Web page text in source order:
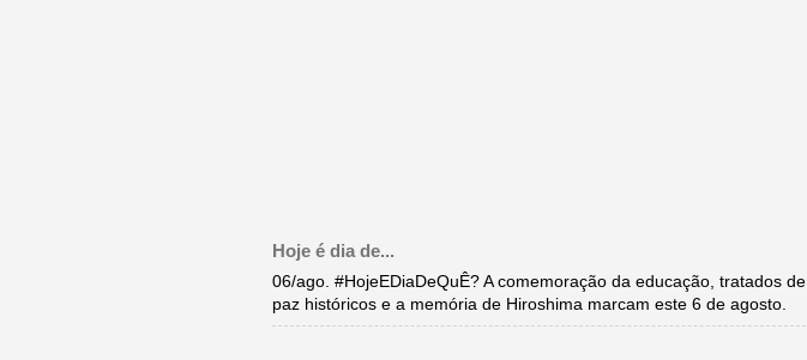
Hoje é dia de...
06/ago. #HojeEDiaDeQuÊ? A comemoração da educação, tratados de
paz históricos e a memória de Hiroshima marcam este 6 de agosto.